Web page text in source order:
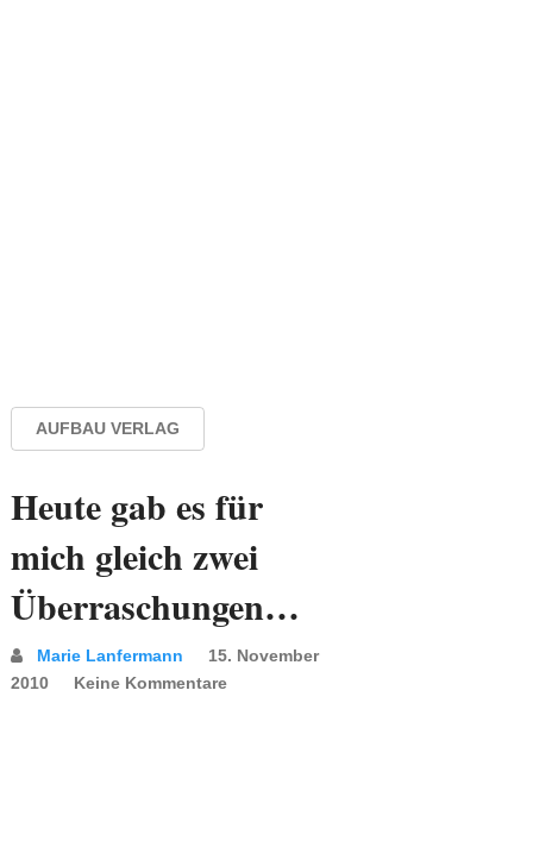
AUFBAU VERLAG
Heute gab es für
mich gleich zwei
Überraschungen…
Marie Lanfermann
15. November
2010
Keine Kommentare